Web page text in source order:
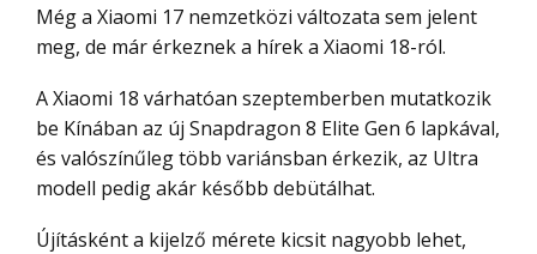
Még a Xiaomi 17 nemzetközi változata sem jelent
meg, de már érkeznek a hírek a Xiaomi 18-ról.
A Xiaomi 18 várhatóan szeptemberben mutatkozik
be Kínában az új Snapdragon 8 Elite Gen 6 lapkával,
és valószínűleg több variánsban érkezik, az Ultra
modell pedig akár később debütálhat.
Újításként a kijelző mérete kicsit nagyobb lehet,